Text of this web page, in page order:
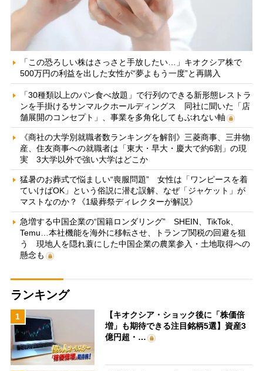
「この恐ろしい株はさっさと手放したい…」キオクシア株で
500万円の利益を出した女性が“夢よもう一度”と再購入
「30種類以上のパン食べ放題」で行列のできる新形態レストラ
ンを手掛けるサンマルクホールディングス 同社に聞いた「店
舗展開のコンセプト」、事業を多角化してもぶれない軸
《商社の大学別就職者数ランキングを解剖》三菱商事、三井物
産、住友商事への就職者は「東大・早大・慶大で約6割」の現
実 3大学以外で強い大学はどこか
猛暑のお葬式で悩ましい“喪服問題” 女性は「ワンピースを着
ていけばOK」という俗説に潜む誤解、なぜ「ジャケット」が
マストなのか？《1級葬祭ディレクターが解説》
急増する中国企業の“国籍ロンダリング” SHEIN、TikTok、
Temu…本社機能を海外に移転させ、トランプ関税の回避を狙
う 現地人を隠れ蓑にした中国企業の農業参入・土地取得への
懸念も
ランキング
1
【キオクシア・ショック後に「株価倍
増」も期待できる注目銘柄5選】資産3
億円超・…